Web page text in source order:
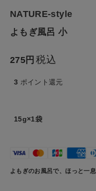
食品
ギフト
全ての商品
NATURE-style
よもぎ風呂 小
275 税込
3 ポイント還元
15g×1袋
よもぎのお風呂で、ほっと一息